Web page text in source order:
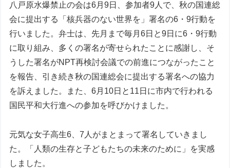
八戸原水爆禁止の会は6月9日、参加者9人で、秋の国連総
会に提出する「核兵器のない世界を」署名の6・9行動を
行いました。弁士は、先月まで毎月6日と9日に6・9行動
に取り組み、多くの署名が寄せられたことに感謝し、そ
うした署名がNPT再検討会議での前進につながったこと
を報告、引き続き秋の国連総会に提出する署名への協力
を訴えました。また、6月10日と11日に市内で行われる
国民平和大行進への参加を呼びかけました。
元気な女子高生6、7人がまとまって署名していきまし
た。「人類の生存と子どもたちの未来のために」を実感
しました。